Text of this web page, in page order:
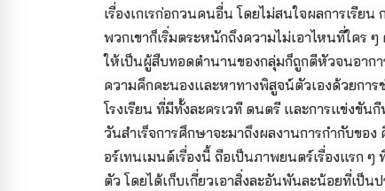
เรื่องเกเรก่อกวนคนอื่น โดยไม่สนใจผลการเรีย
พวกเขาก็เริ่มตระหนักถึงความไม่เอาไหนที่ใคร
ให้เป็นผู้สืบทอดตำนานของกลุ่มก็ถูกตีหัวจนอาก
ความคึกคะนองและหาทางพิสูจน์ตัวเองด้วยการ
โรงเรียน ที่มีทั้งละครเวที ดนตรี และการแข่งขั
วันสำเร็จการศึกษาจะมาถึงผลงานการกำกับขอ
อร์เทนเมนต์เรื่องนี้ ถือเป็นภาพยนตร์เรื่องแรก
ตัว โดยได้เก็บเกี่ยวเอาสิ่งละอันพันละน้อยที่เป็